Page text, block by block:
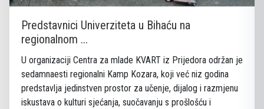
Predstavnici Univerziteta u Bihaću na
regionalnom ...
U organizaciji Centra za mlade KVART iz Prijedora održan je
sedamnaesti regionalni Kamp Kozara, koji već niz godina
predstavlja jedinstven prostor za učenje, dijalog i razmjenu
iskustava o kulturi sjećanja, suočavanju s prošlošću i